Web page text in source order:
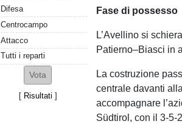
Difesa
Centrocampo
Attacco
Tutti i reparti
[ Risultati ]
Fase di possesso
L’Avellino si
Patierno–Biasci in
La costruzione
centrale davanti
accompagnare
Südtirol, con il 3-5-